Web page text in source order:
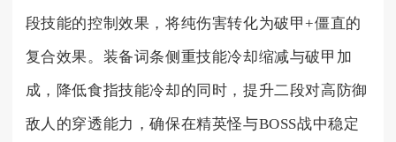
段技能的控制效果，将纯伤害转化为破甲+僵直的
复合效果。装备词条侧重技能冷却缩减与破甲加
成，降低食指技能冷却的同时，提升二段对高防御
敌人的穿透能力，确保在精英怪与BOSS战中稳定